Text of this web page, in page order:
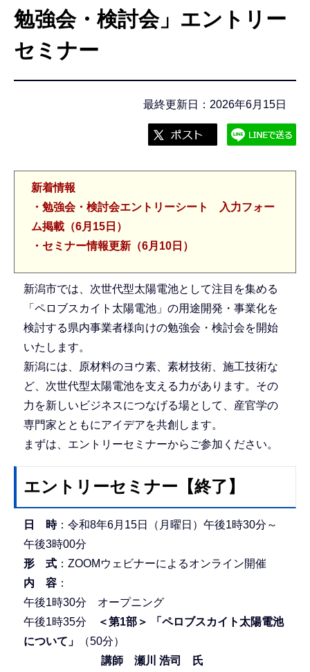
勉強会・検討会」エントリー
セミナー
最終更新日：2026年6月15日
新着情報
・勉強会・検討会エントリーシート 入力フォー
ム掲載（6月15日）
・セミナー情報更新（6月10日）
新潟市では、次世代型太陽電池として注目を集める
「ペロブスカイト太陽電池」の用途開発・事業化を
検討する県内事業者様向けの勉強会・検討会を開始
いたします。
新潟には、原材料のヨウ素、素材技術、施工技術な
ど、次世代型太陽電池を支える力があります。その
力を新しいビジネスにつなげる場として、産官学の
専門家とともにアイデアを共創します。
まずは、エントリーセミナーからご参加ください。
エントリーセミナー【終了】
日 時：令和8年6月15日（月曜日）午後1時30分～
午後3時00分
形 式：ZOOMウェビナーによるオンライン開催
内 容：
午後1時30分 オープニング
午後1時35分
＜第1部＞ 「ペロブスカイト太陽電池
について」
（50分）
講師 瀬川 浩司 氏